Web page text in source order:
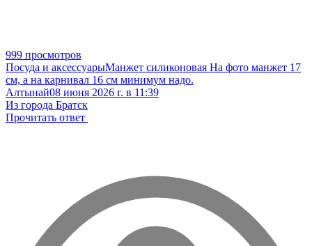
999 просмотров
Посуда и аксессуарыМанжет силиконовая На фото манжет 17
см, а на карнивал 16 см минимум надо.
Алтынай08 июня 2026 г. в 11:39
Из города Братск
Прочитать ответ